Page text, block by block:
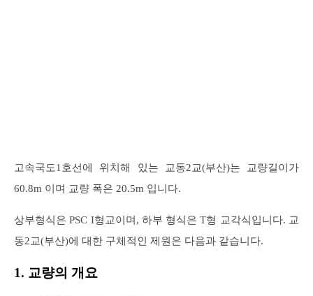
고속국도1호선에 위치해 있는 교동2교(부산)는 교량길이가
60.8m 이며 교량 폭은 20.5m 입니다.
상부형식은 PSC I형교이며, 하부 형식은 T형 교각식입니다. 교
동2교(부산)에 대한 구체적인 제원은 다음과 같습니다.
1. 교량의 개요